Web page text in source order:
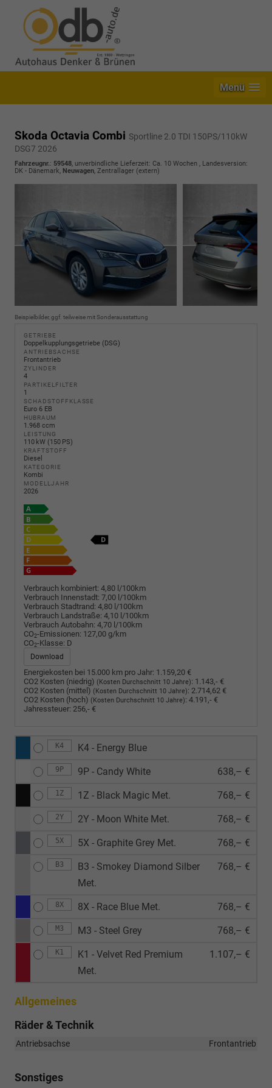
Menü
Skoda Octavia Combi Sportline 2.0 TDI 150PS/110kW
DSG7 2026
Fahrzeugnr.: 59548, unverbindliche Lieferzeit: Ca. 10 Wochen , Landesversion:
DK - Dänemark, Neuwagen, Zentrallager (extern)
Beispielbilder, ggf. teilweise mit Sonderausstattung
GETRIEBE
Doppelkupplungsgetriebe (DSG)
ANTRIEBSACHSE
Frontantrieb
ZYLINDER
4
PARTIKELFILTER
1
SCHADSTOFFKLASSE
Euro 6 EB
HUBRAUM
1.968 ccm
LEISTUNG
110 kW (150 PS)
KRAFTSTOFF
Diesel
KATEGORIE
Kombi
MODELLJAHR
2026
Verbrauch kombiniert: 4,80 l/100km
Verbrauch Innenstadt: 7,00 l/100km
Verbrauch Stadtrand: 4,80 l/100km
Verbrauch Landstraße: 4,10 l/100km
Verbrauch Autobahn: 4,70 l/100km
CO2-Emissionen: 127,00 g/km
CO2-Klasse: D
Download
Energiekosten bei 15.000 km pro Jahr: 1.159,20 €
CO2 Kosten (niedrig) (Kosten Durchschnitt 10 Jahre): 1.143,- €
CO2 Kosten (mittel) (Kosten Durchschnitt 10 Jahre): 2.714,62 €
CO2 Kosten (hoch) (Kosten Durchschnitt 10 Jahre): 4.191,- €
Jahressteuer: 256,- €
K4 K4 - Energy Blue
9P 9P - Candy White 638,– €
1Z 1Z - Black Magic Met. 768,– €
2Y 2Y - Moon White Met. 768,– €
5X 5X - Graphite Grey Met. 768,– €
B3
B3 - Smokey Diamond Silber
Met.
768,– €
8X 8X - Race Blue Met. 768,– €
M3 M3 - Steel Grey 768,– €
K1
K1 - Velvet Red Premium
Met.
1.107,– €
Allgemeines
Räder & Technik
Antriebsachse Frontantrieb
Sonstiges